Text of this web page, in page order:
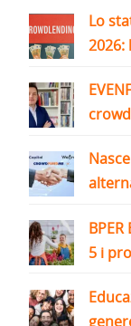
Lo
5 i